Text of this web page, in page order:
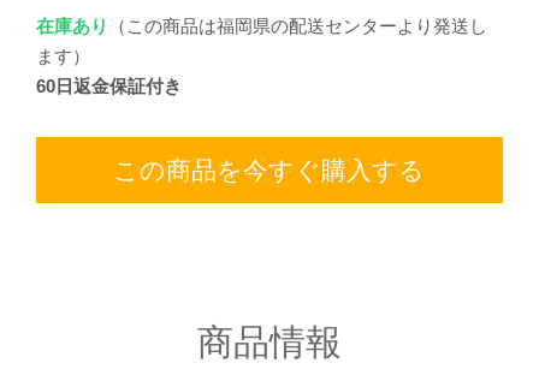
在庫あり
（この商品は福岡県の配送センターより発送し
ます）
60日返金保証付き
この商品を今すぐ購入する
商品情報